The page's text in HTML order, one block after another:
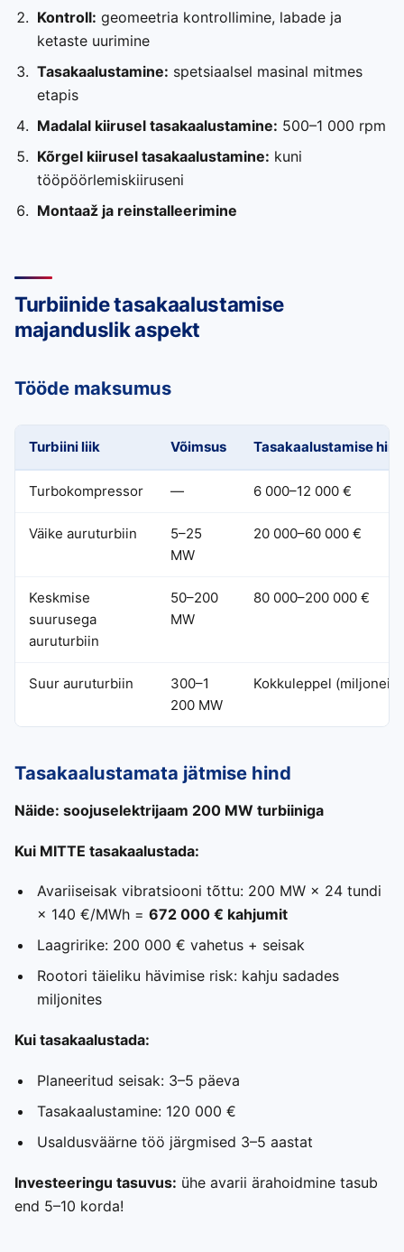
Kontroll: geomeetria kontrollimine, labade ja
ketaste uurimine
Tasakaalustamine: spetsiaalsel masinal mitmes
etapis
Madalal kiirusel tasakaalustamine: 500–1 000 rpm
Kõrgel kiirusel tasakaalustamine: kuni
tööpöörlemiskiiruseni
Montaaž ja reinstalleerimine
Turbiinide tasakaalustamise
majanduslik aspekt
Tööde maksumus
Turbiini liik Võimsus Tasakaalustamise hind
Turbokompressor — 6 000–12 000 €
Väike auruturbiin
5–25
MW
20 000–60 000 €
Keskmise
suurusega
auruturbiin
50–200
MW
80 000–200 000 €
Suur auruturbiin
300–1
200 MW
Kokkuleppel (miljoneid)
Tasakaalustamata jätmise hind
Näide: soojuselektrijaam 200 MW turbiiniga
Kui MITTE tasakaalustada:
Avariiseisak vibratsiooni tõttu: 200 MW × 24 tundi
× 140 €/MWh = 672 000 € kahjumit
Laagririke: 200 000 € vahetus + seisak
Rootori täieliku hävimise risk: kahju sadades
miljonites
Kui tasakaalustada:
Planeeritud seisak: 3–5 päeva
Tasakaalustamine: 120 000 €
Usaldusväärne töö järgmised 3–5 aastat
Investeeringu tasuvus: ühe avarii ärahoidmine tasub
end 5–10 korda!